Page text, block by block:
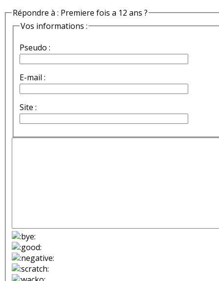
Répondre à : Premiere fois a 12 ans ?
Vos informations :
Pseudo :
E-mail :
Site :